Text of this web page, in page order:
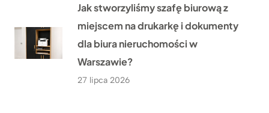
Jak stworzyliśmy szafę biurową z
miejscem na drukarkę i dokumenty
dla biura nieruchomości w
Warszawie?
27 lipca 2026